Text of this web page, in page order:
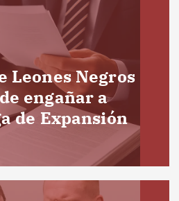
Leones Negros
engañar a
de Expansión